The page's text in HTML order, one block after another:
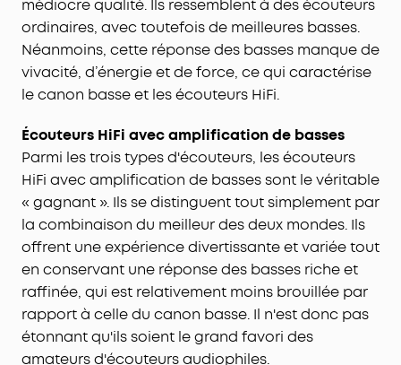
médiocre qualité. Ils ressemblent à des écouteurs
ordinaires, avec toutefois de meilleures basses.
Néanmoins, cette réponse des basses manque de
vivacité, d’énergie et de force, ce qui caractérise
le canon basse et les écouteurs HiFi.
Écouteurs HiFi avec amplification de basses
Parmi les trois types d'écouteurs, les écouteurs
HiFi avec amplification de basses sont le véritable
« gagnant ». Ils se distinguent tout simplement par
la combinaison du meilleur des deux mondes. Ils
offrent une expérience divertissante et variée tout
en conservant une réponse des basses riche et
raffinée, qui est relativement moins brouillée par
rapport à celle du canon basse. Il n'est donc pas
étonnant qu'ils soient le grand favori des
amateurs d'écouteurs audiophiles.